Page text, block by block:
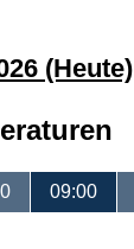
(Heute)
09:00